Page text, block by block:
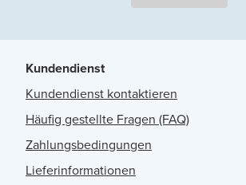
Kundendienst
Kundendienst kontaktieren
Häufig gestellte Fragen (FAQ)
Zahlungsbedingungen
Lieferinformationen